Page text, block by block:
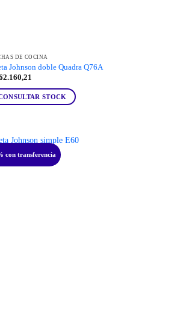
DE COCINA
Johnson doble Quadra Q76A
STOCK
con transferencia